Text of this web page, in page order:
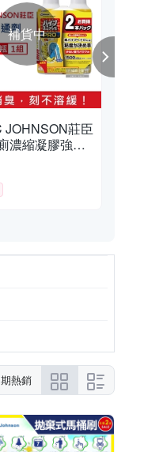
補貨中
JOHNSON莊臣
濃縮凝膠強力
管道疏通劑400
層分解防堵塞,
污垢毛髮)
熱銷